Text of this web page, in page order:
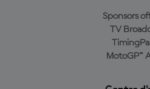
Sponsors
TV
MotoGP™